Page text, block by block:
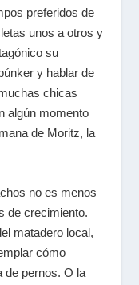
preferidos de
unos a otros y
su
y hablar de
chicas
algún momento
de Moritz, la
no es menos
de crecimiento.
matadero local,
cómo
de pernos. O la